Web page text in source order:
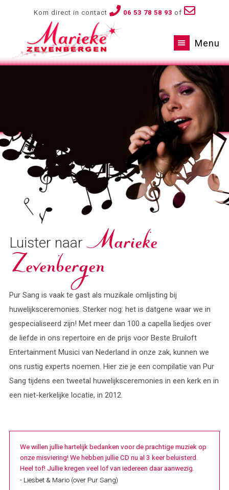
Kom direct in contact 06 53 78 58 93 of
Menu
Luister naar Marieke
Zevenbergen
Pur Sang is vaak te gast als muzikale omlijsting bij
huwelijksceremonies. Sterker nog: het is datgene waar we in
gespecialiseerd zijn! Met meer dan 100 a capella liedjes over
de liefde in ons repertoire en de prijs voor Beste Bruiloft
Entertainment Musici van Nederland in onze zak, kunnen we
ons rustig experts noemen. Hier zie je een compilatie van Pur
Sang tijdens een tweetal huwelijksceremonies in een kerk en in
een niet-kerkelijke locatie, in 2012.
We willen jullie hartelijk bedanken voor de prachtige muziek op
onze misviering! We hebben jullie CD nu al 3 keer beluisterd.
Heel tof! Jullie kregen veel lof van iedereen daar aanwezig.
- Liesbet & Mario (over Pur Sang)